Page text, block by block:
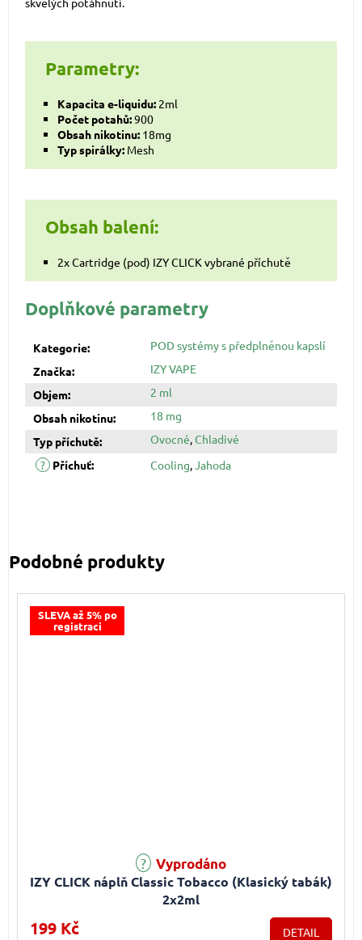
Parametry:
Kapacita e-liquidu: 2ml
Počet potahů:900
Obsah nikotinu: 18mg
Typ spirálky: Mesh
Obsah balení:
2x Cartridge (pod) IZY CLICK vybrané příchutě
Doplňkové parametry
Kategorie:
POD systémy s předplněnou kapslí
Značka:
IZY VAPE
Objem:
2 ml
Obsah nikotinu:
18 mg
Typ příchutě: Ovocné,Chladivé
? Příchuť: Cooling,Jahoda
SLEVA až 5% po
registraci
IZY CLICK náplň Classic Tobacco (Klasický tabák)
2x2ml
Vyprodáno
199 Kč DETAIL